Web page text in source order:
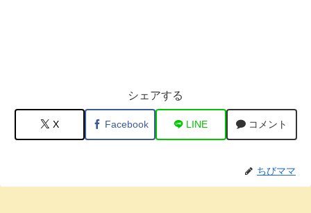
シェアする
X Facebook LINE コメント
ちびママ